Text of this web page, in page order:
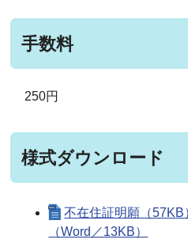
手数料
250円
様式ダウンロード
不在住証明願（57KB
（Word／13KB）